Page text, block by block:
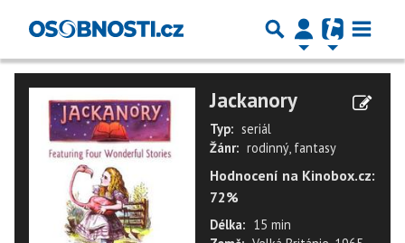
Jackanory
Typ: seriál
Žánr: rodinný, fantasy
Hodnocení na Kinobox.cz:
72%
Délka: 15 min